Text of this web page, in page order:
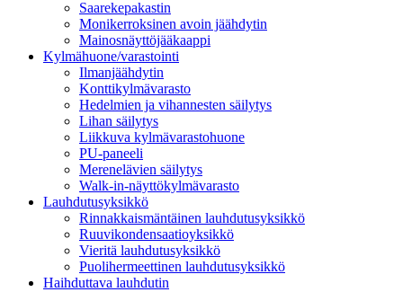
Saarekepakastin
Monikerroksinen avoin jäähdytin
Mainosnäyttöjääkaappi
Kylmähuone/varastointi
Ilmanjäähdytin
Konttikylmävarasto
Hedelmien ja vihannesten säilytys
Lihan säilytys
Liikkuva kylmävarastohuone
PU-paneeli
Merenelävien säilytys
Walk-in-näyttökylmävarasto
Lauhdutusyksikkö
Rinnakkaismäntäinen lauhdutusyksikkö
Ruuvikondensaatioyksikkö
Vieritä lauhdutusyksikkö
Puolihermeettinen lauhdutusyksikkö
Haihduttava lauhdutin